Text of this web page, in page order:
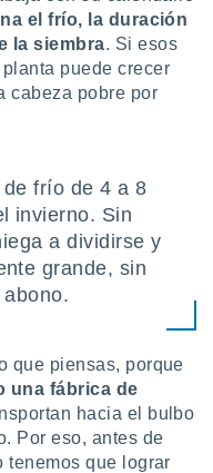
el frío, la duración
la siembra. Si esos
puede crecer
cabeza pobre por
frío de 4 a 8
invierno. Sin
a dividirse y
grande, sin
que piensas, porque
una fábrica de
hacia el bulbo
Por eso, antes de
tenemos que lograr